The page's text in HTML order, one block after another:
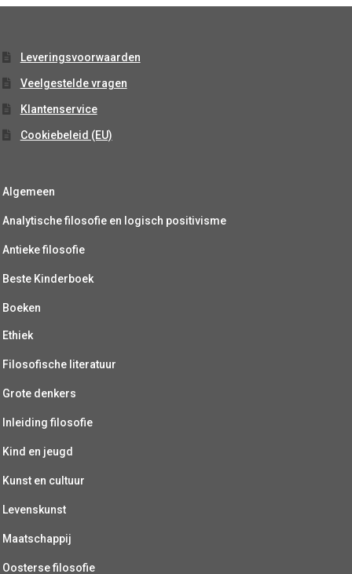
Leveringsvoorwaarden
Veelgestelde vragen
Klantenservice
Cookiebeleid (EU)
Algemeen
Analytische filosofie en logisch positivisme
Antieke filosofie
Beste Kinderboek
Boeken
Ethiek
Filosofische literatuur
Grote denkers
Inleiding filosofie
Kind en jeugd
Kunst en cultuur
Levenskunst
Maatschappij
Oosterse filosofie